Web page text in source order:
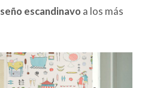
escandinavo a los más